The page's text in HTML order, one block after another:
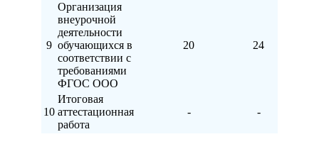
9
Организация
внеурочной
деятельности
обучающихся в
соответствии с
требованиями
ФГОС ООО
20 24
10
Итоговая
аттестационная
работа
- -